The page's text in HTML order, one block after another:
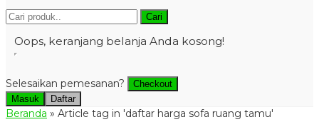
Cari
Oops, keranjang belanja Anda kosong!
Selesaikan pemesanan?
Checkout
Masuk
Daftar
Beranda » Article tag in 'daftar harga sofa ruang tamu'